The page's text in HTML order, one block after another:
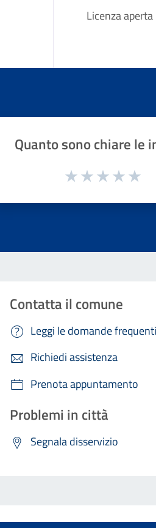
Licenza
Quanto sono chiare le
Valuta da 1 a 5 stelle la pagina
Contatta il comune
Leggi le domande frequenti
Richiedi assistenza
Prenota appuntamento
Problemi in città
Segnala disservizio